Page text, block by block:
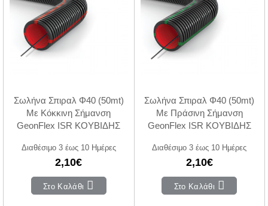
Σωλήνα Σπιραλ Φ40 (50mt)
Με Κόκκινη Σήμανση
GeonFlex ISR ΚΟΥΒΙΔΗΣ
Διαθέσιμο 3 έως 10 Ημέρες
2,10€
Στο Καλάθι
Σωλήνα Σπιραλ Φ40 (50mt)
Με Πράσινη Σήμανση
GeonFlex ISR ΚΟΥΒΙΔΗΣ
Διαθέσιμο 3 έως 10 Ημέρες
2,10€
Στο Καλάθι